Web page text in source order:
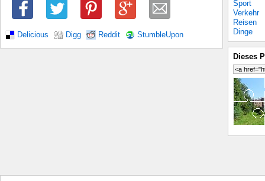
Delicious Digg Reddit StumbleUpon
Sport
Verkehr
Reisen
Dinge
Dieses